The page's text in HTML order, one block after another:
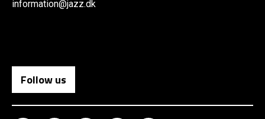
information@jazz.dk
Follow us